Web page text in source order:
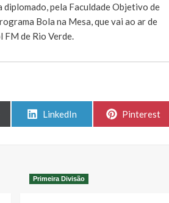
diplomado, pela Faculdade Objetivo de
Bola na Mesa, que vai ao ar de
FM de Rio Verde.
Share
LinkedIn
Share
Pinterest
Primeira Divisão